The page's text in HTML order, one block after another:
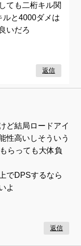
ても二桁キル関
ルと4000ダメは
いだろ
返信
ど結局ロードアイ
性高いしそういう
らっても大体負
でDPSするなら
よ
返信